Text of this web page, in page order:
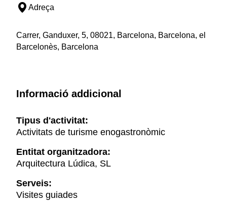
Adreça
Carrer, Ganduxer, 5, 08021, Barcelona, Barcelona, el
Barcelonès, Barcelona
Informació addicional
Tipus d'activitat:
Activitats de turisme enogastronòmic
Entitat organitzadora:
Arquitectura Lúdica, SL
Serveis:
Visites guiades